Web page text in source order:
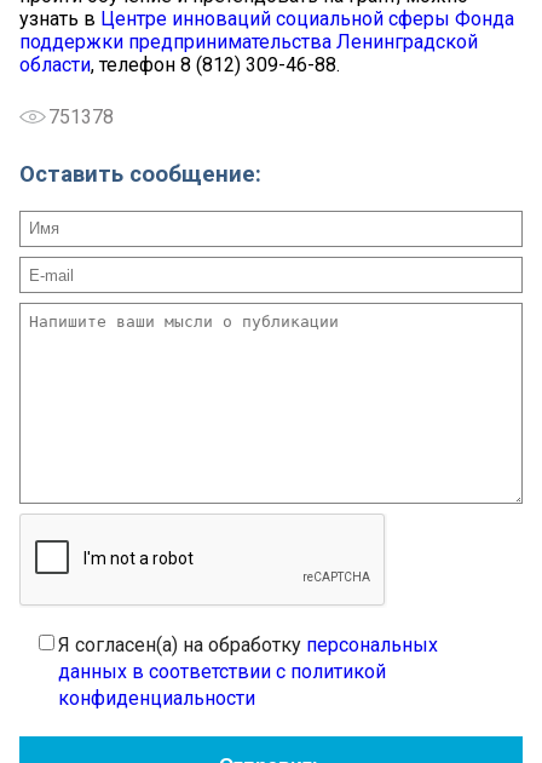
узнать в Центре инноваций социальной сферы Фонда
поддержки предпринимательства Ленинградской
области, телефон 8 (812) 309-46-88.
751378
Оставить сообщение:
Я согласен(а) на обработку персональных
данных в соответствии с политикой
конфиденциальности